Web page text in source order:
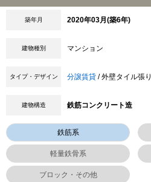
築年月 2020年03月(築6年)
建物種別 マンション
タイプ・デザイン 分譲賃貸 / 外壁タイル張り
建物構造 鉄筋コンクリート造
鉄筋系
軽量鉄骨系
ブロック・その他